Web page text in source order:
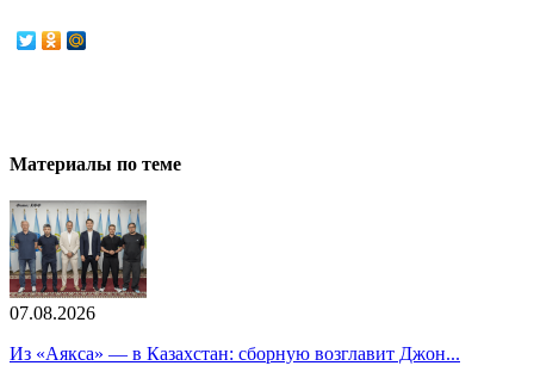
Материалы по теме
07.08.2026
Из «Аякса» — в Казахстан: сборную возглавит Джон...